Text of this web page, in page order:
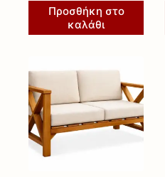
Προσθήκη στο
καλάθι